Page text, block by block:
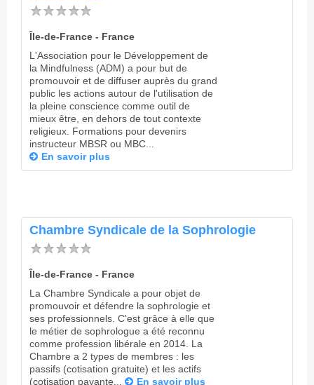
Île-de-France - France
L'Association pour le Développement de
la Mindfulness (ADM) a pour but de
promouvoir et de diffuser auprès du grand
public les actions autour de l'utilisation de
la pleine conscience comme outil de
mieux être, en dehors de tout contexte
religieux. Formations pour devenirs
instructeur MBSR ou MBC...
En savoir plus
Chambre Syndicale de la Sophrologie
Île-de-France - France
La Chambre Syndicale a pour objet de
promouvoir et défendre la sophrologie et
ses professionnels. C'est grâce à elle que
le métier de sophrologue a été reconnu
comme profession libérale en 2014. La
Chambre a 2 types de membres : les
passifs (cotisation gratuite) et les actifs
(cotisation payante...
En savoir plus